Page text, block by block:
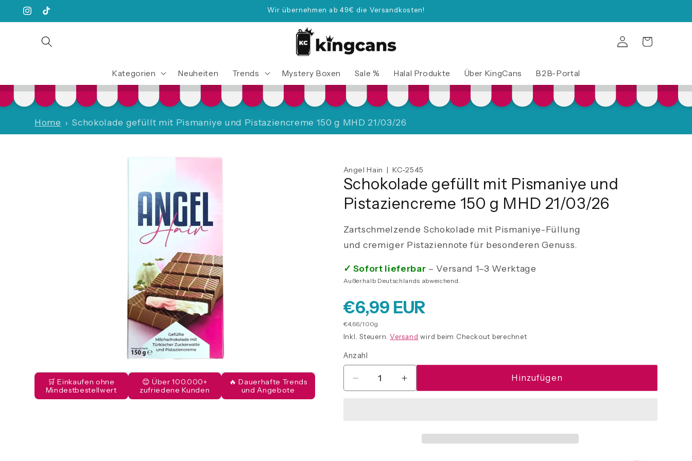
zum
Inhalt
Instagram
TikTok
Wir übernehmen ab 49€ die Versandkosten!
Kategorien Neuheiten Trends Mystery Boxen Sale % Halal Produkte Über KingCans B2B-Portal
EinloggenWarenkorb
Home Schokolade gefüllt mit Pismaniye und Pistaziencreme 150 g MHD 21/03/26
🛒 Einkaufen ohne
Mindestbestellwert
😊 Über 100.000+
zufriedene Kunden
🔥 Dauerhafte Trends
und Angebote
Angel Hain | KC-2545
Schokolade gefüllt mit Pismaniye und
Pistaziencreme 150 g MHD 21/03/26
Zartschmelzende Schokolade mit Pismaniye-Füllung
und cremiger Pistaziennote für besonderen Genuss.
✓ Sofort lieferbar – Versand 1–3 Werktage
Außerhalb Deutschlands abweichend.
Normaler
Preis
€6,99 EUR
Grundpreis
€4,66/100g
Inkl. Steuern.Versand wird beim Checkout berechnet
Anzahl
Anzahl
Verringere
die
Erhöhe
die
gefüllt
Hinzufügen